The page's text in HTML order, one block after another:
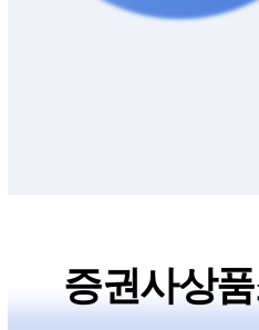
증권사상